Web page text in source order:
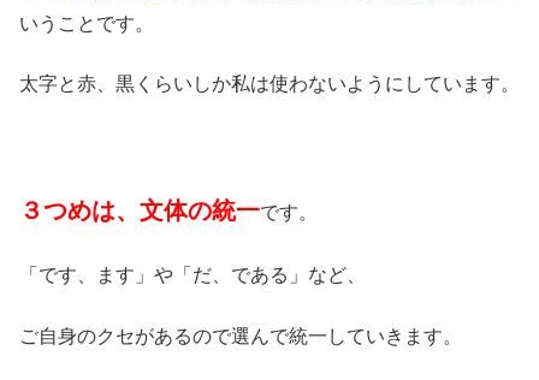
いうことです。
太字と赤、黒くらいしか私は使わないようにしています。
３つめは、文体の統一です。
「です、ます」や「だ、である」など、
ご自身のクセがあるので選んで統一していきます。